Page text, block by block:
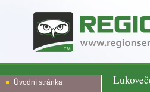
Úvodní stránka